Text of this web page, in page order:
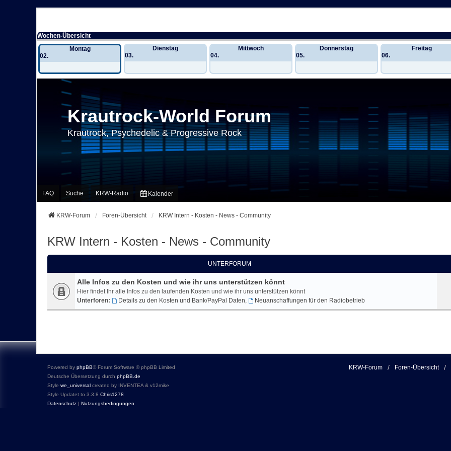
Wochen-Übersicht
Montag
02.
Dienstag
03.
Mittwoch
04.
Donnerstag
05.
Freitag
06.
Krautrock-World Forum
Krautrock, Psychedelic & Progressive Rock
FAQ Suche KRW-Radio Kalender
KRW-Forum Foren-Übersicht KRW Intern - Kosten - News - Community
KRW Intern - Kosten - News - Community
UNTERFORUM
Alle Infos zu den Kosten und wie ihr uns unterstützen könnt
Hier findet Ihr alle Infos zu den laufenden Kosten und wie ihr uns unterstützen könnt
Unterforen:
Details zu den Kosten und Bank/PayPal Daten, Neuanschaffungen für den Radiobetrieb
KRW-Forum Foren-Übersicht
Powered by phpBB® Forum Software © phpBB Limited
Deutsche Übersetzung durch phpBB.de
Style we_universal created by INVENTEA & v12mike
Style Updatet to 3.3.8 Chris1278
Datenschutz | Nutzungsbedingungen